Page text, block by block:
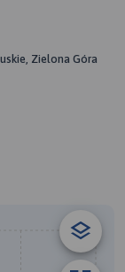
Zielona Góra